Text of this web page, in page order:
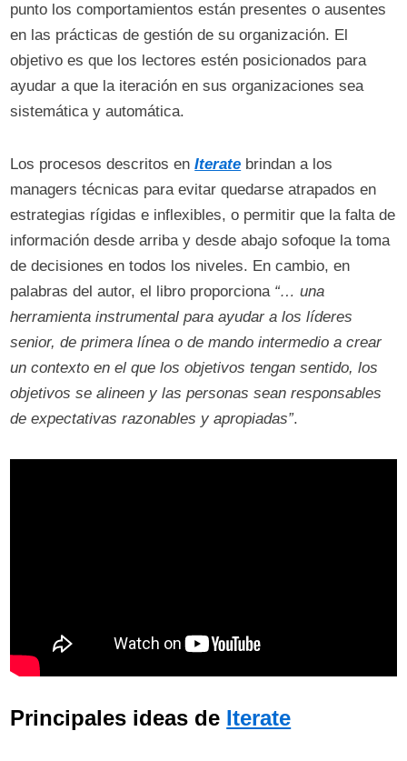
punto los comportamientos están presentes o ausentes
en las prácticas de gestión de su organización. El
objetivo es que los lectores estén posicionados para
ayudar a que la iteración en sus organizaciones sea
sistemática y automática.
Los procesos descritos enIterate brindan a los
managers técnicas para evitar quedarse atrapados en
estrategias rígidas e inflexibles, o permitir que la falta de
información desde arriba y desde abajo sofoque la toma
de decisiones en todos los niveles. En cambio, en
palabras del autor, el libro proporciona “… una
herramienta instrumental para ayudar a los líderes
senior, de primera línea o de mando intermedio a crear
un contexto en el que los objetivos tengan sentido, los
objetivos se alineen y las personas sean responsables
de expectativas razonables y apropiadas”.
Principales ideas de Iterate